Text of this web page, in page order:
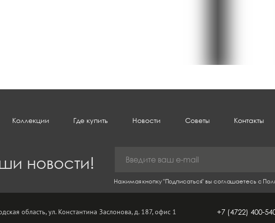
Коллекции Где купить Новости Советы Контакты
новости!
Нажимая кнопку "Подписаться" вы соглашаетесь с
область, ул. Константина Заслонова, д. 187, офис 1 +7 (4722) 400-